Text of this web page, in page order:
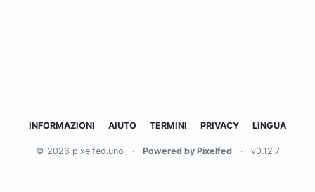
INFORMAZIONI AIUTO TERMINI PRIVACY LINGUA
© 2026 pixelfed.uno · Powered by Pixelfed · v0.12.7